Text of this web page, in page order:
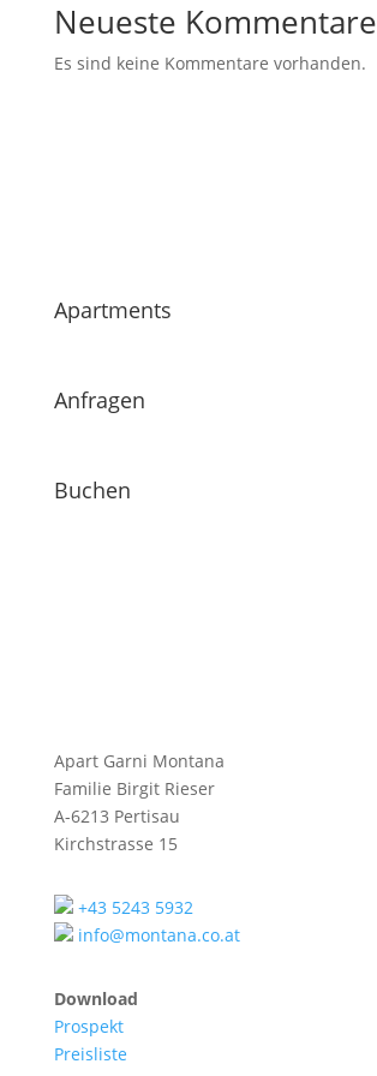
Neueste Kommentare
Es sind keine Kommentare vorhanden.
Apartments
Anfragen
Buchen
Apart Garni Montana
Familie Birgit Rieser
A-6213 Pertisau
Kirchstrasse 15
+43 5243 5932
info@montana.co.at
Download
Prospekt
Preisliste